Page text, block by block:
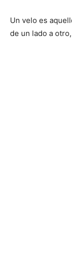
Un velo es
de un lado a